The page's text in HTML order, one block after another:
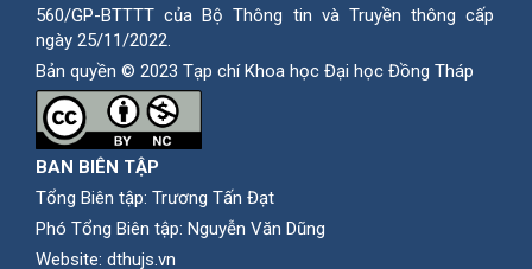
560/GP-BTTTT của Bộ Thông tin và Truyền thông cấp
ngày 25/11/2022.
Bản quyền © 2023 Tạp chí Khoa học Đại học Đồng Tháp
BAN BIÊN TẬP
Tổng Biên tập: Trương Tấn Đạt
Phó Tổng Biên tập: Nguyễn Văn Dũng
Website: dthujs.vn